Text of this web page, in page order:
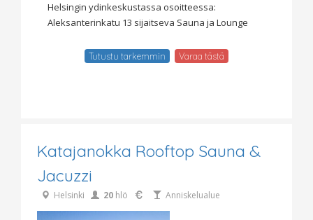
Helsingin ydinkeskustassa osoitteessa:
Aleksanterinkatu 13 sijaitseva Sauna ja Lounge
Tutustu tarkemmin Varaa tästä
Katajanokka Rooftop Sauna &
Jacuzzi
Helsinki 20 hlö Anniskelualue